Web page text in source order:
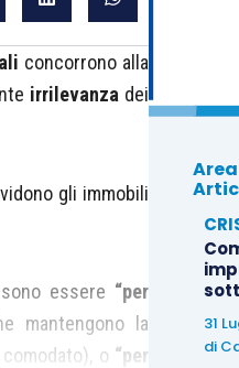
concorrono alla
irrilevanza dei
gli immobili
essere “per
mantengono la
o “per
31
di